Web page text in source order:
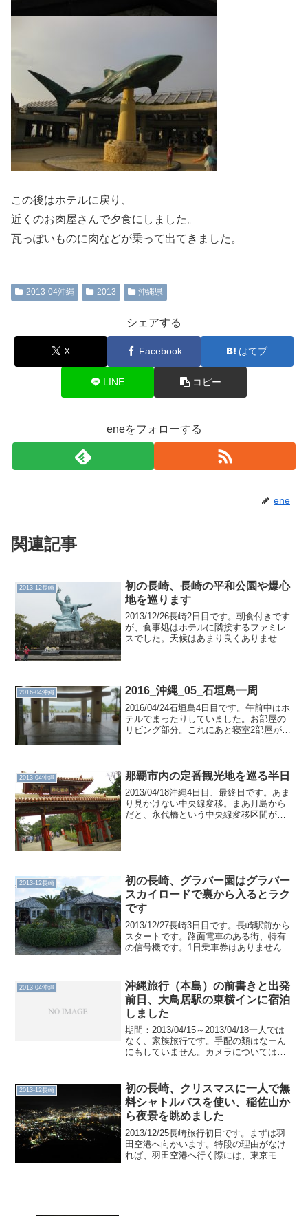
この後はホテルに戻り、
近くのお肉屋さんで夕食にしました。
瓦っぽいものに肉などが乗って出てきました。
2013-04沖縄 2013 沖縄県
シェアする
X Facebook はてブ
LINE コピー
eneをフォローする
ene
関連記事
2013-12長崎
初の長崎、長崎の平和公園や爆心
地を巡ります
2013/12/26長崎2日目です。朝食付きです
が、食事処はホテルに隣接するファミレ
スでした。天候はあまり良くありませ
(2017/...
2016-04沖縄 2016_沖縄_05_石垣島一周
2016/04/24石垣島4日目です。午前中はホ
テルでまったりしていました。お部屋の
リビング部分。これにあと寝室2部屋があ
て付近のウ...
2013-04沖縄 那覇市内の定番観光地を巡る半日
2013/04/18沖縄4日目、最終日です。あま
り見かけない中央線変移。まあ月島から
だと、永代橋という中央線変移区間がわ
2013-12長崎
初の長崎、グラバー園はグラバー
スカイロードで裏から入るとラク
です
2013/12/27長崎3日目です。長崎駅前から
スタートです。路面電車のある街、特有
の信号機です。1日乗車券はありません
す。眼鏡橋以外にも、付近には石造りの
橋が複数架か...
2013-04沖縄
沖縄旅行（本島）の前書きと出発
前日、大鳥居駅の東横インに宿泊
しました
期間：2013/04/15～2013/04/18一人では
なく、家族旅行です。手配の類はなーん
にもしていません。カメラについては、
アキャビン＋シ...
2013-12長崎
初の長崎、クリスマスに一人で無
料シャトルバスを使い、稲佐山か
ら夜景を眺めました
2013/12/25長崎旅行初日です。まずは羽
田空港へ向かいます。特段の理由がなけ
れば、羽田空港へ行く際には、東京モノ